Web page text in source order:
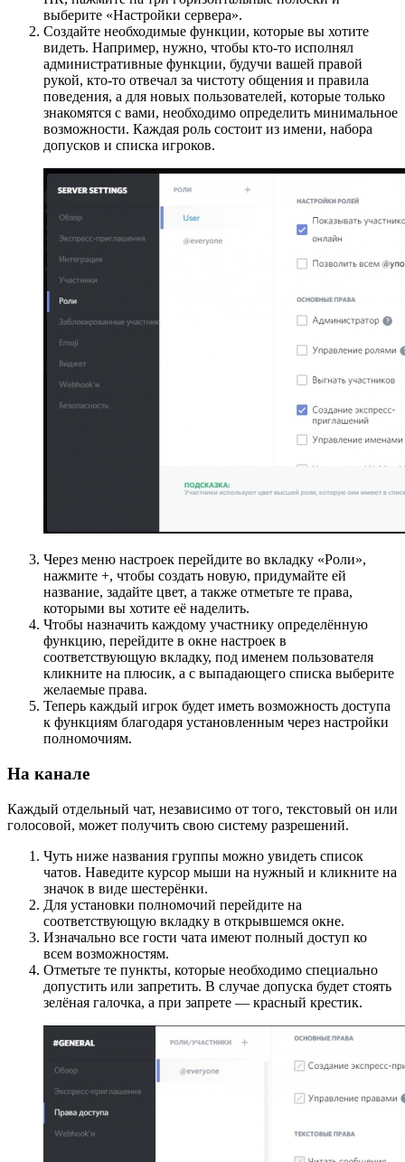
выберите «Настройки сервера».
Создайте необходимые функции, которые вы хотите
видеть. Например, нужно, чтобы кто-то исполнял
административные функции, будучи вашей правой
рукой, кто-то отвечал за чистоту общения и правила
поведения, а для новых пользователей, которые только
знакомятся с вами, необходимо определить минимальное
возможности. Каждая роль состоит из имени, набора
допусков и списка игроков.
Через меню настроек перейдите во вкладку «Роли»,
нажмите +, чтобы создать новую, придумайте ей
название, задайте цвет, а также отметьте те права,
которыми вы хотите её наделить.
Чтобы назначить каждому участнику определённую
функцию, перейдите в окне настроек в
соответствующую вкладку, под именем пользователя
кликните на плюсик, а с выпадающего списка выберите
желаемые права.
Теперь каждый игрок будет иметь возможность доступа
к функциям благодаря установленным через настройки
полномочиям.
На канале
Каждый отдельный чат, независимо от того, текстовый он или
голосовой, может получить свою систему разрешений.
Чуть ниже названия группы можно увидеть список
чатов. Наведите курсор мыши на нужный и кликните на
значок в виде шестерёнки.
Для установки полномочий перейдите на
соответствующую вкладку в открывшемся окне.
Изначально все гости чата имеют полный доступ ко
всем возможностям.
Отметьте те пункты, которые необходимо специально
допустить или запретить. В случае допуска будет стоять
зелёная галочка, а при запрете — красный крестик.